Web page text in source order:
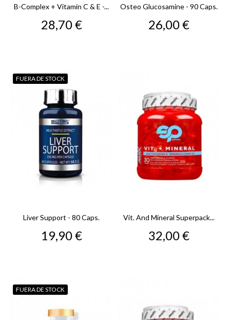
B-Complex + Vitamin C & E -...
Precio
28,70 €
Osteo Glucosamine - 90 Caps.
Precio
26,00 €
Liver Support - 80 Caps.
Precio
19,90 €
FUERA DE STOCK
Vit. And Mineral Superpack...
Precio
32,00 €
FUERA DE STOCK